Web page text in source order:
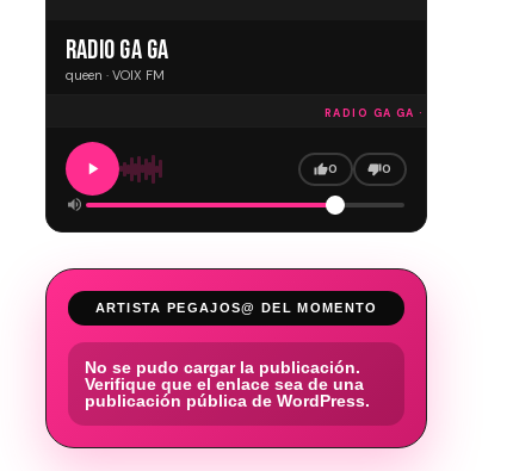
RADIO GA GA
queen · VOIX FM
RADIO GA GA · VOIX FM
0 0
ARTISTA PEGAJOS@ DEL MOMENTO
No se pudo cargar la publicación.
Verifique que el enlace sea de una
publicación pública de WordPress.